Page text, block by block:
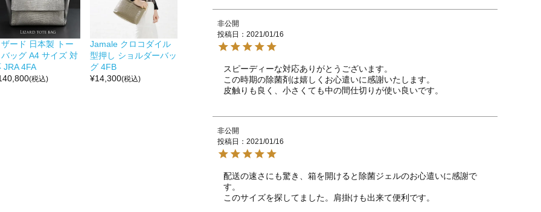
ード 日本製 トー
ッグ A4 サイズ 対
JRA 4FA
(税込)
Jamale クロコダイル
型押し ショルダーバッ
グ 4FB
¥14,300(税込)
非公開
投稿日
2021/01/16
スピーディーな対応ありがとうございます。
この時期の除菌剤は嬉しくお心遣いに感謝いたします。
皮触りも良く、小さくても中の間仕切りが使い良いです。
非公開
投稿日
2021/01/16
配送の速さにも驚き、箱を開けると除菌ジェルのお心遣いに感謝で
す。
このサイズを探してました。肩掛けも出来て便利です。